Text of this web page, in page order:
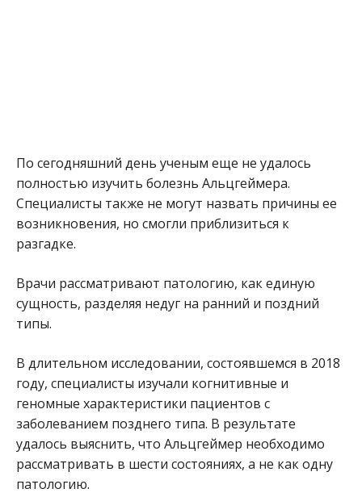
По сегодняшний день ученым еще не удалось
полностью изучить болезнь Альцгеймера.
Специалисты также не могут назвать причины ее
возникновения, но смогли приблизиться к
разгадке.
Врачи рассматривают патологию, как единую
сущность, разделяя недуг на ранний и поздний
типы.
В длительном исследовании, состоявшемся в 2018
году, специалисты изучали когнитивные и
геномные характеристики пациентов с
заболеванием позднего типа. В результате
удалось выяснить, что Альцгеймер необходимо
рассматривать в шести состояниях, а не как одну
патологию.